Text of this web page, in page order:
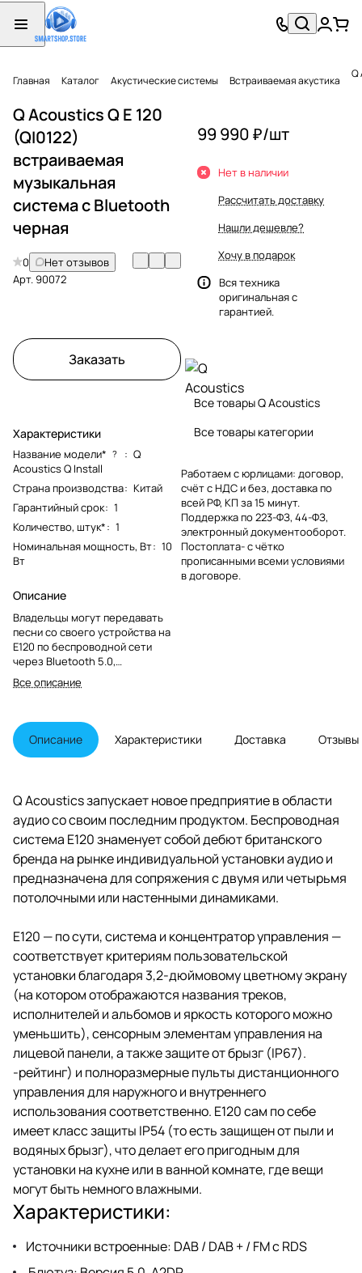
Главная Каталог Акустические системы Встраиваемая акустика Q
Q Acoustics Q E 120
(QI0122)
встраиваемая
музыкальная
система с Bluetooth
черная
0
Нет отзывов
Арт.90072
Заказать
Характеристики
Название модели* ? : Q
Acoustics Q Install
Страна производства: Китай
Гарантийный срок: 1
Количество, штук*: 1
Номинальная мощность, Вт: 10
Вт
Описание
Владельцы могут передавать
песни со своего устройства на
E120 по беспроводной сети
через Bluetooth 5.0,
пользоваться встроенными в
систему DAB+ и FM-радио (с
касание) и физически
подключать источники (включая
телевизор) через разъемы 3,5
сабвуфера, что дает
пользователям возможность
добавить больше мощности в
свою систему, а также функцию
будильника.
Все описание
99 990 ₽/шт
Нет в наличии
Рассчитать доставку
Нашли дешевле?
Хочу в подарок
Вся техника
оригинальная с
гарантией.
Все товары Q Acoustics
Все товары категории
Работаем с юрлицами: договор,
счёт с НДС и без, доставка по
всей РФ, КП за 15 минут.
Поддержка по 223-ФЗ, 44-ФЗ,
электронный документооборот.
Постоплата- с чётко
прописанными всеми условиями
в договоре.
Описание Характеристики Доставка Отзывы
Q Acoustics запускает новое предприятие в области
аудио со своим последним продуктом. Беспроводная
система E120 знаменует собой дебют британского
бренда на рынке индивидуальной установки аудио и
предназначена для сопряжения с двумя или четырьмя
потолочными или настенными динамиками.
E120 — по сути, система и концентратор управления —
соответствует критериям пользовательской
установки благодаря 3,2-дюймовому цветному экрану
(на котором отображаются названия треков,
исполнителей и альбомов и яркость которого можно
уменьшить), сенсорным элементам управления на
лицевой панели, а также защите от брызг (IP67).
-рейтинг) и полноразмерные пульты дистанционного
управления для наружного и внутреннего
использования соответственно. E120 сам по себе
имеет класс защиты IP54 (то есть защищен от пыли и
водяных брызг), что делает его пригодным для
установки на кухне или в ванной комнате, где вещи
могут быть немного влажными.
Характеристики:
Источники встроенные: DAB / DAB + / FM с RDS